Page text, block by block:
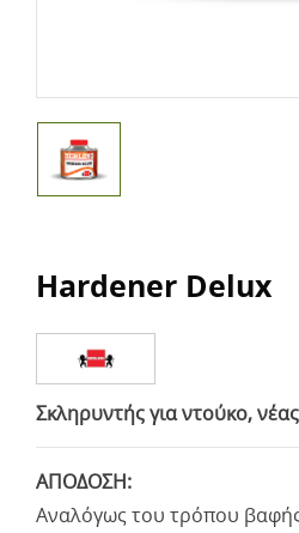
Hardener Delux
Σκληρυντής για ντούκο,
ΑΠΟΔΟΣΗ:
Αναλόγως του τρόπου βαφής